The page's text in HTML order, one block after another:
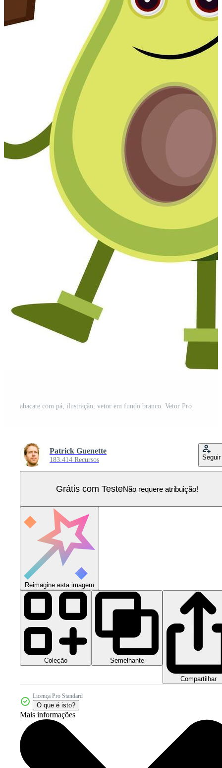
abacate com pá, ilustração, vetor em fundo branco. Vetor Pro
Patrick Guenette
183.414 Recursos Seguir
Grátis com TesteNão requere atribuição!
Reimagine esta imagem
Coleção Semelhante
Compartilhar
Licença Pro Standard
O que é isto?
Mais informações